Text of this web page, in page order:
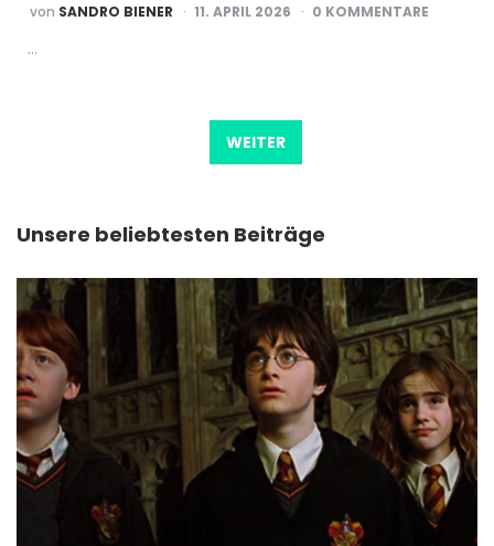
POSTED
BY
von SANDRO BIENER 11. APRIL 2026 0 KOMMENTARE
…
WEITER
Unsere beliebtesten Beiträge